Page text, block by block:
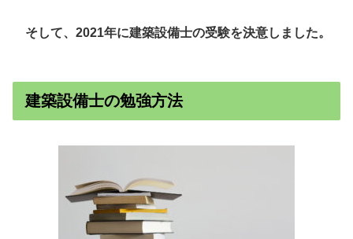
そして、2021年に建築設備士の受験を決意しました。
建築設備士の勉強方法